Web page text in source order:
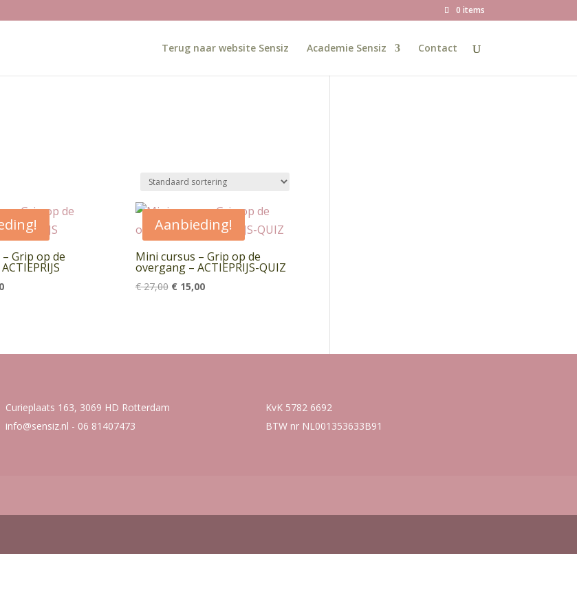
0 items
Terug naar website Sensiz Academie Sensiz Contact
Grip op de
Huidige
Aanbieding!
Mini cursus – Grip op de
overgang – ACTIEPRIJS-QUIZ
€27,00 Oorspronkelijke
€15,00Huidige
Curieplaats 163, 3069 HD Rotterdam
info@sensiz.nl - 06 81407473
KvK 5782 6692
BTW nr NL001353633B91